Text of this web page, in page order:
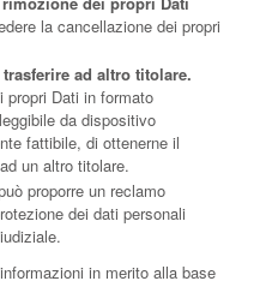
la cancellazione dei propri
ad altro titolare.
propri Dati in formato
da dispositivo
fattibile, di ottenerne il
un altro titolare.
proporre un reclamo
dei dati personali
in merito alla base